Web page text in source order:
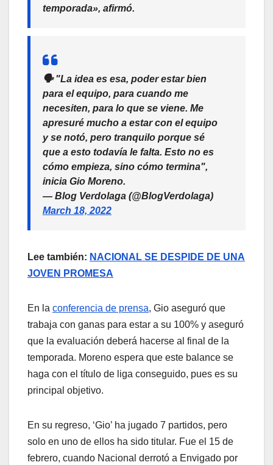
temporada», afirmó.
🗣️ "La idea es esa, poder estar bien
para el equipo, para cuando me
necesiten, para lo que se viene. Me
apresuré mucho a estar con el equipo
y se notó, pero tranquilo porque sé
que a esto todavía le falta. Esto no es
cómo empieza, sino cómo termina",
inicia Gio Moreno.
— Blog Verdolaga (@BlogVerdolaga)
March 18, 2022
Lee también: NACIONAL SE DESPIDE DE UNA
JOVEN PROMESA
En la conferencia de prensa, Gio aseguró que
trabaja con ganas para estar a su 100% y aseguró
que la evaluación deberá hacerse al final de la
temporada. Moreno espera que este balance se
haga con el título de liga conseguido, pues es su
principal objetivo.
En su regreso, ‘Gio’ ha jugado 7 partidos, pero
solo en uno de ellos ha sido titular. Fue el 15 de
febrero, cuando Nacional derrotó a Envigado por